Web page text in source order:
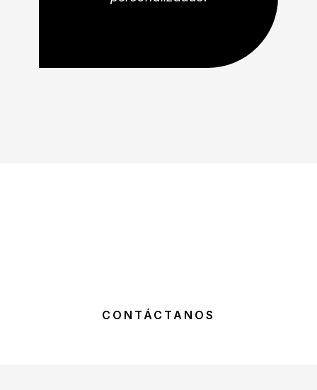
CONTÁCTANOS